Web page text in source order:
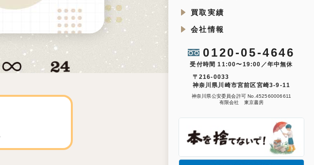
買取実績
会社情報
0120-05-4646
受付時間 11:00〜19:00／年中無休
〒216-0033
神奈川県川崎市宮前区宮崎3-9-11
神奈川県公安委員会許可 No.452560006611
有限会社 東京書房